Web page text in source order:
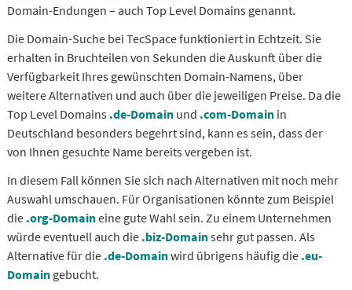
Domain-Endungen – auch Top Level Domains genannt.
Die Domain-Suche bei TecSpace funktioniert in Echtzeit. Sie
erhalten in Bruchteilen von Sekunden die Auskunft über die
Verfügbarkeit Ihres gewünschten Domain-Namens, über
weitere Alternativen und auch über die jeweiligen Preise. Da die
Top Level Domains .de-Domain und .com-Domain in
Deutschland besonders begehrt sind, kann es sein, dass der
von Ihnen gesuchte Name bereits vergeben ist.
In diesem Fall können Sie sich nach Alternativen mit noch mehr
Auswahl umschauen. Für Organisationen könnte zum Beispiel
die .org-Domaineine gute Wahl sein. Zu einem Unternehmen
würde eventuell auch die .biz-Domainsehr gut passen. Als
Alternative für die .de-Domainwird übrigens häufig die .eu-
Domain gebucht.